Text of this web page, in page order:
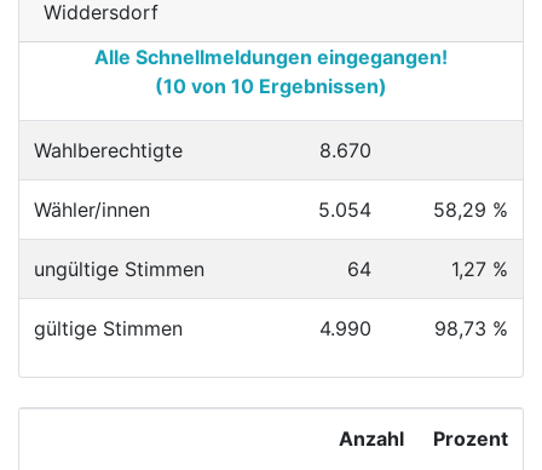
Widdersdorf
Alle Schnellmeldungen eingegangen!
(10 von 10 Ergebnissen)
Wahlberechtigte 8.670
Wähler/innen 5.054 58,29 %
ungültige Stimmen 64 1,27 %
gültige Stimmen 4.990 98,73 %
Anzahl Prozent